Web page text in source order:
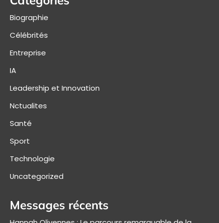
Biographie
Célébrités
Entreprise
IA
Leadership et Innovation
Nctualites
Santé
Sport
Technologie
Uncategorized
Messages récents